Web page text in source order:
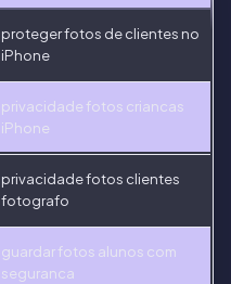
proteger fotos de clientes no
iPhone
privacidade fotos criancas
iPhone
privacidade fotos clientes
fotografo
guardar fotos alunos com
seguranca